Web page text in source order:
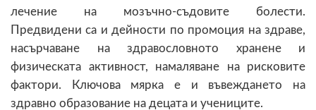
лечение на мозъчно-съдовите болести.
Предвидени са и дейности по промоция на здраве,
насърчаване на здравословното хранене и
физическата активност, намаляване на рисковите
фактори. Ключова мярка е и въвеждането на
здравно образование на децата и учениците.